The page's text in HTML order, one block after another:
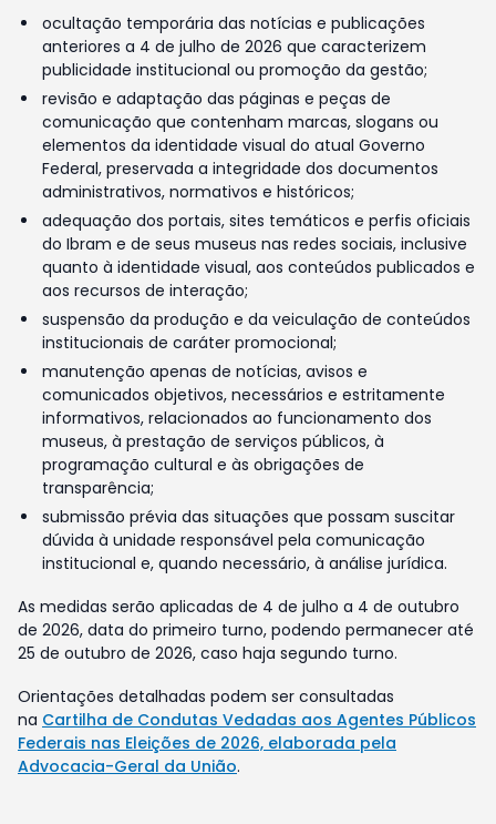
ocultação temporária das notícias e publicações
anteriores a 4 de julho de 2026 que caracterizem
publicidade institucional ou promoção da gestão;
revisão e adaptação das páginas e peças de
comunicação que contenham marcas, slogans ou
elementos da identidade visual do atual Governo
Federal, preservada a integridade dos documentos
administrativos, normativos e históricos;
adequação dos portais, sites temáticos e perfis oficiais
do Ibram e de seus museus nas redes sociais, inclusive
quanto à identidade visual, aos conteúdos publicados e
aos recursos de interação;
suspensão da produção e da veiculação de conteúdos
institucionais de caráter promocional;
manutenção apenas de notícias, avisos e
comunicados objetivos, necessários e estritamente
informativos, relacionados ao funcionamento dos
museus, à prestação de serviços públicos, à
programação cultural e às obrigações de
transparência;
submissão prévia das situações que possam suscitar
dúvida à unidade responsável pela comunicação
institucional e, quando necessário, à análise jurídica.
As medidas serão aplicadas de 4 de julho a 4 de outubro
de 2026, data do primeiro turno, podendo permanecer até
25 de outubro de 2026, caso haja segundo turno.
Orientações detalhadas podem ser consultadas
na Cartilha de Condutas Vedadas aos Agentes Públicos
Federais nas Eleições de 2026, elaborada pela
Advocacia-Geral da União.